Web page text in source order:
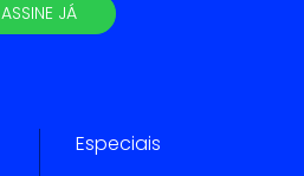
ASSINE JÁ
Especiais